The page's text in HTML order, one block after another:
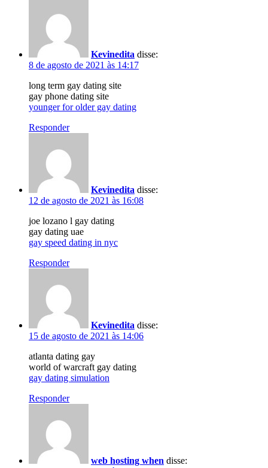
Kevinedita disse:
8 de agosto de 2021 às 14:17
long term gay dating site
gay phone dating site
younger for older gay dating
Responder
Kevinedita disse:
12 de agosto de 2021 às 16:08
joe lozano l gay dating
gay dating uae
gay speed dating in nyc
Responder
Kevinedita disse:
15 de agosto de 2021 às 14:06
atlanta dating gay
world of warcraft gay dating
gay dating simulation
Responder
web hosting when disse: